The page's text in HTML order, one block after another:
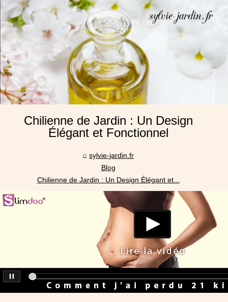
Chilienne de Jardin : Un Design
Élégant et Fonctionnel
sylvie-jardin.fr
Blog
Chilienne de Jardin : Un Design Élégant et...